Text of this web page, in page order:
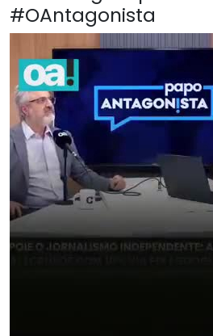
#OAntagonista